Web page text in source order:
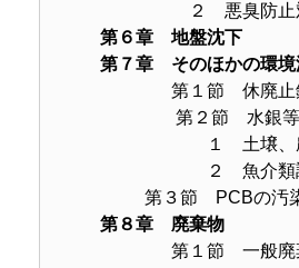
２ 悪臭防止
第６章 地盤沈下
第７章 そのほかの環境
第１節 休廃止
第２節 水銀等重
１ 土壌、農
２ 魚介類調
第３節 PCBの汚
第８章 廃棄物
第１節 一般廃